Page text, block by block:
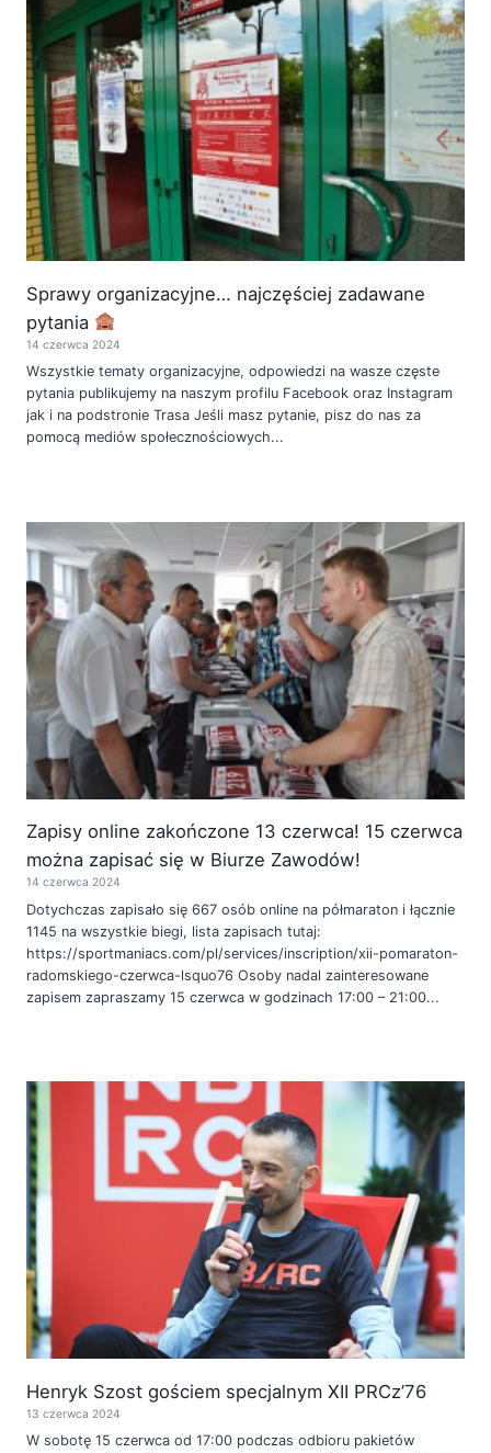
Sprawy organizacyjne… najczęściej zadawane
pytania
14 czerwca 2024
Wszystkie tematy organizacyjne, odpowiedzi na wasze częste
pytania publikujemy na naszym profilu Facebook oraz Instagram
jak i na podstronie Trasa Jeśli masz pytanie, pisz do nas za
pomocą mediów społecznościowych...
Zapisy online zakończone 13 czerwca! 15 czerwca
można zapisać się w Biurze Zawodów!
14 czerwca 2024
Dotychczas zapisało się 667 osób online na półmaraton i łącznie
1145 na wszystkie biegi, lista zapisach tutaj:
https://sportmaniacs.com/pl/services/inscription/xii-pomaraton-
radomskiego-czerwca-lsquo76 Osoby nadal zainteresowane
zapisem zapraszamy 15 czerwca w godzinach 17:00 – 21:00...
Henryk Szost gościem specjalnym XII PRCz’76
13 czerwca 2024
W sobotę 15 czerwca od 17:00 podczas odbioru pakietów